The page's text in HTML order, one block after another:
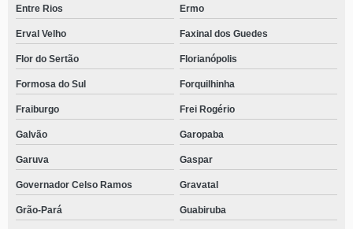
Entre Rios Ermo
Erval Velho Faxinal dos Guedes
Flor do Sertão Florianópolis
Formosa do Sul Forquilhinha
Fraiburgo Frei Rogério
Galvão Garopaba
Garuva Gaspar
Governador Celso Ramos Gravatal
Grão-Pará Guabiruba